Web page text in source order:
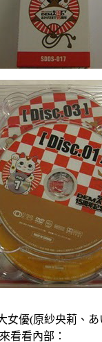
優(原紗央莉、あ
看看內部：